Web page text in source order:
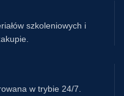
szkoleniowych i
w trybie 24/7.